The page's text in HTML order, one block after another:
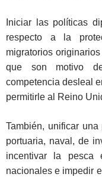
Iniciar las políticas
respecto a la
migratorios
que son motivo
competencia desleal
permitirle al Reino
También, unificar
portuaria, naval, de
incentivar la
nacionales e impedir